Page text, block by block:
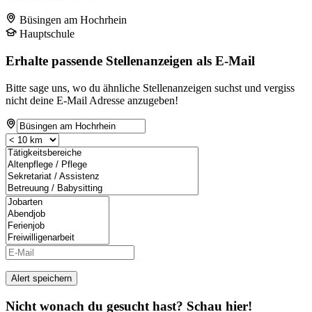
Büsingen am Hochrhein
Hauptschule
Erhalte passende Stellenanzeigen als E-Mail
Bitte sage uns, wo du ähnliche Stellenanzeigen suchst und vergiss
nicht deine E-Mail Adresse anzugeben!
Alert speichern
Nicht wonach du gesucht hast? Schau hier!